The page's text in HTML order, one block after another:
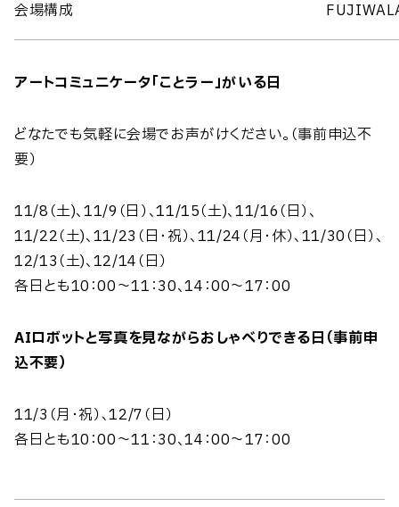
会場構成
アートコミュニケータ「ことラー」がいる日
どなたでも気軽に会場でお声がけください。（事前申込不
要）
11/8（土)、11/9（日）、11/15（土)、11/16（日）、
11/22（土)、11/23（日・祝）、11/24（月・休）、11/30（日）、
12/13（土)、12/14（日）
各日とも10：00～11：30、14：00～17：00
AIロボットと写真を見ながらおしゃべりできる日（事前申
込不要）
11/3（月・祝）、12/7（日）
各日とも10：00～11：30、14：00～17：00